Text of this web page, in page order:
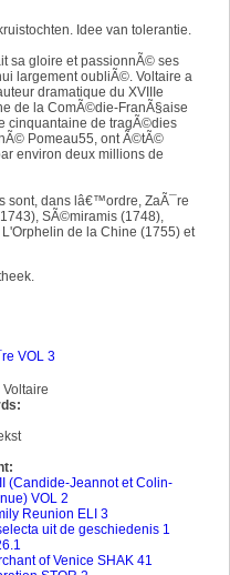
Idee van tolerantie.
sa gloire et passionnÃ© ses
largement oubliÃ©. Voltaire a
dramatique du XVIIIe
de la ComÃ©die-FranÃ§aise
cinquantaine de tragÃ©dies
Pomeau55, ont Ã©tÃ©
environ deux millions de
sont, dans lâ€™ordre, ZaÃ¯re
SÃ©miramis (1748),
L'Orphelin de la Chine (1755) et
Voltaire
(Candide-Jeannot et Colin-
VOL 2
Reunion ELI 3
uit de geschiedenis 1
of Venice SHAK 41